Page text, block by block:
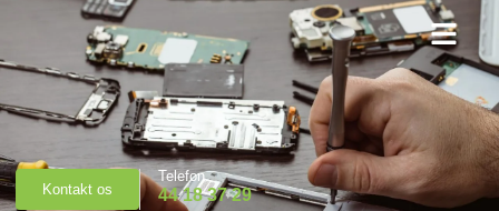
Kontakt os
Telefon
44 18 37 29